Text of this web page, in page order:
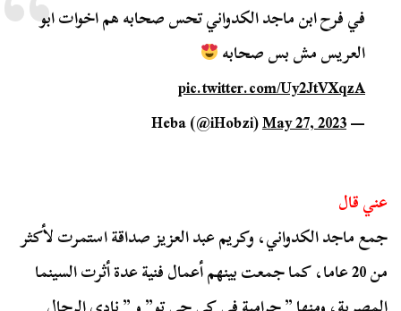
في فرح ابن ماجد الكدواني تحس صحابه هم اخوات ابو
العريس مش بس صحابه
pic.twitter.com/Uy2JtVXqzA
— Heba (@iHobzi)
May 27, 2023
عني قال
جمع ماجد الكدواني، وكريم عبد العزيز صداقة استمرت لأكثر
من 20 عاما، كما جمعت بينهم أعمال فنية عدة أثرت السينما